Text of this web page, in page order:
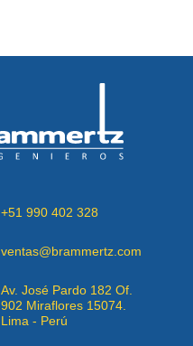
+51 990 402 328
ventas@brammertz.com
Av. José Pardo 182 Of.
902 Miraflores 15074.
Lima - Perú